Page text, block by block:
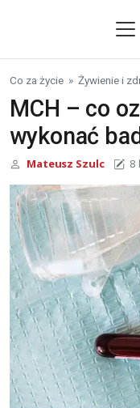
Co za życie » Żywienie i
MCH – co
wykonać
Mateusz Szulc 8